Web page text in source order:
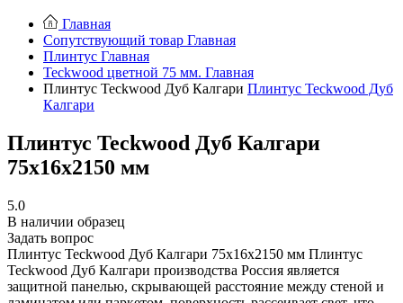
Главная
Сопутствующий товар Главная
Плинтус Главная
Teckwood цветной 75 мм. Главная
Плинтус Teckwood Дуб Калгари Плинтус Teckwood Дуб
Калгари
Плинтус Teckwood Дуб Калгари
75х16х2150 мм
5.0
В наличии образец
Задать вопрос
Плинтус Teckwood Дуб Калгари 75х16х2150 мм Плинтус
Teckwood Дуб Калгари производства Россия является
защитной панелью, скрывающей расстояние между стеной и